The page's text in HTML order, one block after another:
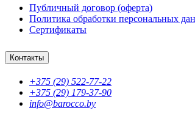
Публичный договор (оферта)
Политика обработки персональных
Сертификаты
Контакты
+375 (29) 522-77-22
+375 (29) 179-37-90
info@barocco.by